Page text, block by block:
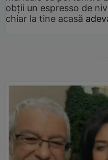
obții un espresso de
chiar la tine acasă